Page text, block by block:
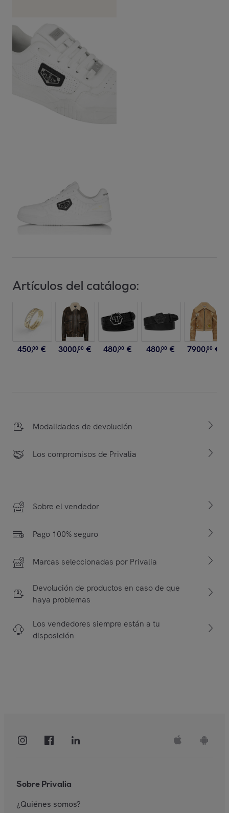
Artículos del catálogo:
450,00 € 3000,00 € 480,00 € 480,00 € 7900,00 €
Modalidades de devolución
Los compromisos de Privalia
Sobre el vendedor
Pago 100% seguro
Marcas seleccionadas por Privalia
Devolución de productos en caso de que
haya problemas
Los vendedores siempre están a tu
disposición
Sobre Privalia
¿Quiénes somos?